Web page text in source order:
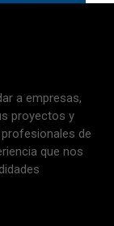
a empresas,
proyectos y
de
que nos